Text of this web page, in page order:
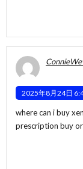
2025年8月24日
where can i buy
prescription buy